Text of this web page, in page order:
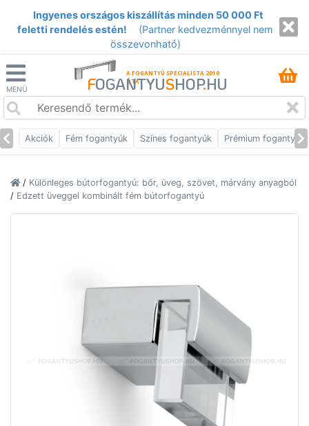
Ingyenes országos kiszállítás minden 50 000 Ft
feletti rendelés estén!
(Partner kedvezménnyel nem
összevonható)
MENÜ
A FOGANTYÚ SPECIALISTA 2010
ÓTA
FOGANTYUSHOP.HU
Akciók Fém fogantyúk Színes fogantyúk Prémium fogantyúk
/ Különleges bútorfogantyú: bőr, üveg, szövet, márvány anyagból
/ Edzett üveggel kombinált fém bútorfogantyú